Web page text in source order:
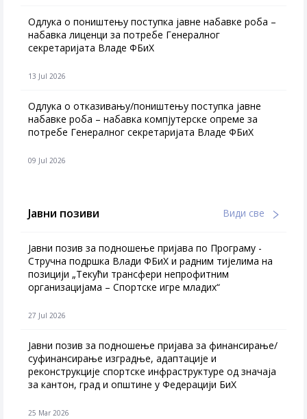
Одлука о поништењу поступка јавне набавке роба –
набавка лиценци за потребе Генералног
секретаријата Владе ФБиХ
13 Jul 2026
Одлука о отказивању/поништењу поступка јавне
набавке роба – набавка компјутерске опреме за
потребе Генералног секретаријата Владе ФБиХ
09 Jul 2026
Јавни позиви Види све
Јавни позив за подношење пријава по Програму -
Стручна подршка Влади ФБиХ и радним тијелима на
позицији „Текући трансфери непрофитним
организацијама – Спортске игре младих“
27 Jul 2026
Jавни позив за подношење пријава за финансирање/
суфинансирање изградње, адаптације и
реконструкције спортске инфраструктуре од значаја
за кантон, град и општине у Федерацији БиХ
25 Mar 2026